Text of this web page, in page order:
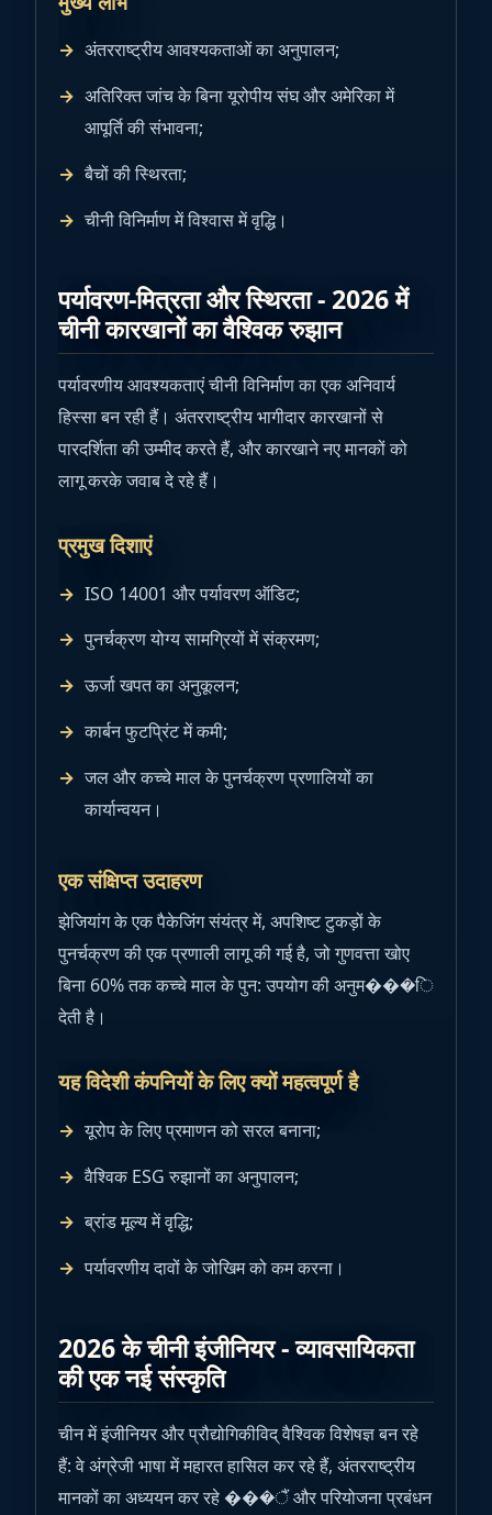
अंतरराष्ट्रीय आवश्यकताओं का अनुपालन;
अतिरिक्त जांच के बिना यूरोपीय संघ और अमेरिका में
आपूर्ति की संभावना;
बैचों की स्थिरता;
चीनी विनिर्माण में विश्वास में वृद्धि।
पर्यावरण-मित्रता और स्थिरता - 2026 में
चीनी कारखानों का वैश्विक रुझान
पर्यावरणीय आवश्यकताएं चीनी विनिर्माण का एक अनिवार्य
हिस्सा बन रही हैं। अंतरराष्ट्रीय भागीदार कारखानों से
पारदर्शिता की उम्मीद करते हैं, और कारखाने नए मानकों को
लागू करके जवाब दे रहे हैं।
प्रमुख दिशाएं
ISO 14001 और पर्यावरण ऑडिट;
पुनर्चक्रण योग्य सामग्रियों में संक्रमण;
ऊर्जा खपत का अनुकूलन;
कार्बन फुटप्रिंट में कमी;
जल और कच्चे माल के पुनर्चक्रण प्रणालियों का
कार्यान्वयन।
एक संक्षिप्त उदाहरण
झेजियांग के एक पैकेजिंग संयंत्र में, अपशिष्ट टुकड़ों के
पुनर्चक्रण की एक प्रणाली लागू की गई है, जो गुणवत्ता खोए
बिना 60% तक कच्चे माल के पुन: उपयोग की अनुम���ि
देती है।
यह विदेशी कंपनियों के लिए क्यों महत्वपूर्ण है
यूरोप के लिए प्रमाणन को सरल बनाना;
वैश्विक ESG रुझानों का अनुपालन;
ब्रांड मूल्य में वृद्धि;
पर्यावरणीय दावों के जोखिम को कम करना।
2026 के चीनी इंजीनियर - व्यावसायिकता
की एक नई संस्कृति
चीन में इंजीनियर और प्रौद्योगिकीविद् वैश्विक विशेषज्ञ बन रहे
हैं: वे अंग्रेजी भाषा में महारत हासिल कर रहे हैं, अंतरराष्ट्रीय
मानकों का अध्ययन कर रहे ���ैं और परियोजना प्रबंधन